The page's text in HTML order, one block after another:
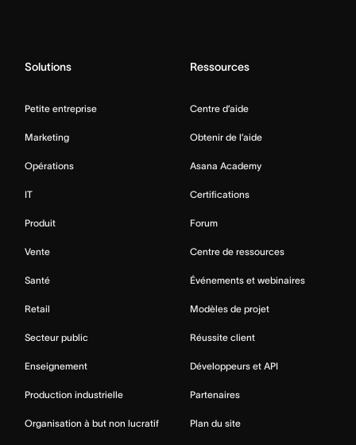
Solutions
Petite entreprise
Marketing
Opérations
IT
Produit
Vente
Santé
Retail
Secteur public
Enseignement
Production industrielle
Organisation à but non lucratif
Ressources
Centre d’aide
Obtenir de l’aide
Asana Academy
Certifications
Forum
Centre de ressources
Événements et webinaires
Modèles de projet
Réussite client
Développeurs et API
Partenaires
Plan du site